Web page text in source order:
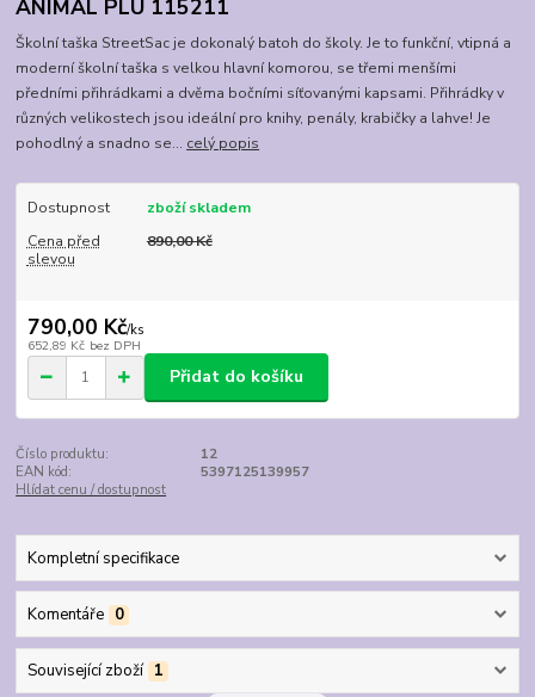
ANIMAL PLU 115211
Školní taška StreetSac je dokonalý batoh do školy. Je to funkční, vtipná a
moderní školní taška s velkou hlavní komorou, se třemi menšími
předními přihrádkami a dvěma bočními síťovanými kapsami. Přihrádky v
různých velikostech jsou ideální pro knihy, penály, krabičky a lahve! Je
pohodlný a snadno se... celý popis
Dostupnost
zboží skladem
Cena před
slevou
890,00 Kč
790,00 Kč/ks
652,89 Kč bez DPH
Přidat do košíku
Číslo produktu:
12
EAN kód:
5397125139957
Hlídat cenu / dostupnost
Kompletní specifikace
Komentáře 0
Související zboží 1